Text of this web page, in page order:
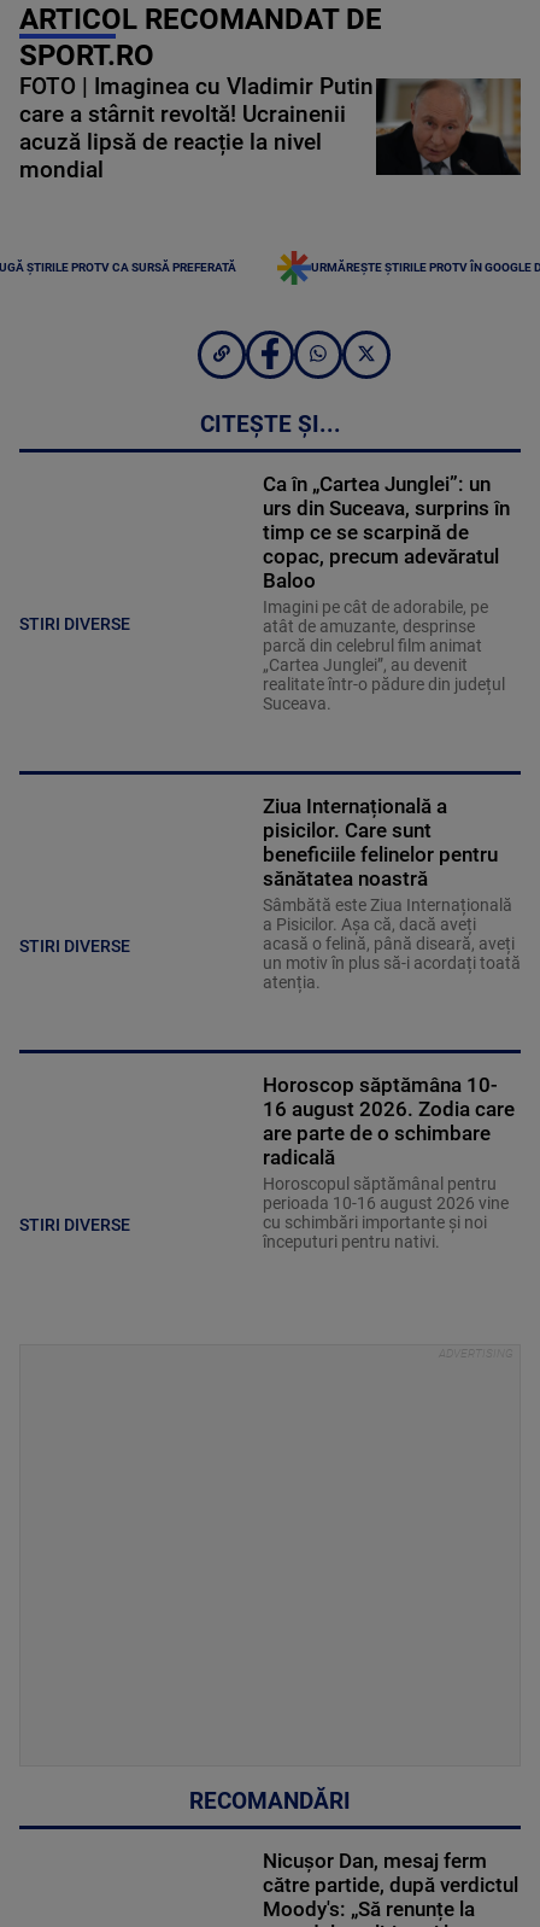
ARTICOL RECOMANDAT DE
SPORT.RO
FOTO | Imaginea cu Vladimir Putin
care a stârnit revoltă! Ucrainenii
acuză lipsă de reacție la nivel
mondial
ȘTIRILE PROTV CA SURSĂ PREFERATĂ URMĂREȘTE ȘTIRILE PROTV ÎN GOOGLE
CITEȘTE ȘI...
STIRI DIVERSE
Ca în „Cartea Junglei”: un
urs din Suceava, surprins în
timp ce se scarpină de
copac, precum adevăratul
Baloo
Imagini pe cât de adorabile, pe
atât de amuzante, desprinse
parcă din celebrul film animat
„Cartea Junglei”, au devenit
realitate într-o pădure din județul
Suceava.
STIRI DIVERSE
Ziua Internațională a
pisicilor. Care sunt
beneficiile felinelor pentru
sănătatea noastră
Sâmbătă este Ziua Internațională
a Pisicilor. Așa că, dacă aveți
acasă o felină, până diseară, aveți
un motiv în plus să-i acordați toată
atenția.
STIRI DIVERSE
Horoscop săptămâna 10-
16 august 2026. Zodia care
are parte de o schimbare
radicală
Horoscopul săptămânal pentru
perioada 10-16 august 2026 vine
cu schimbări importante și noi
începuturi pentru nativi.
RECOMANDĂRI
Nicușor Dan, mesaj ferm
către partide, după verdictul
Moody's: „Să renunțe la